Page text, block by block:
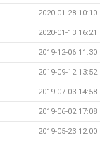
2020-01-28 10:10
2020-01-13 16:21
2019-12-06 11:30
2019-09-12 13:52
2019-07-03 14:58
2019-06-02 17:08
2019-05-23 12:00